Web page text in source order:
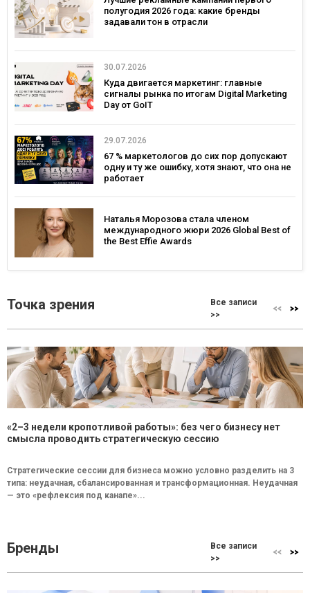
полугодия 2026 года: какие бренды
задавали тон в отрасли
30.07.2026
Куда двигается маркетинг: главные
сигналы рынка по итогам Digital Marketing
Day от GoIT
29.07.2026
67 % маркетологов до сих пор допускают
одну и ту же ошибку, хотя знают, что она не
работает
Наталья Морозова стала членом
международного жюри 2026 Global Best of
the Best Effie Awards
Точка зрения
Все записи
>>
«2–3 недели кропотливой работы»: без чего бизнесу нет
смысла проводить стратегическую сессию
Стратегические сессии для бизнеса можно условно разделить на 3
типа: неудачная, сбалансированная и трансформационная. Неудачная
— это «рефлексия под канапе»...
Бренды
Все записи
>>